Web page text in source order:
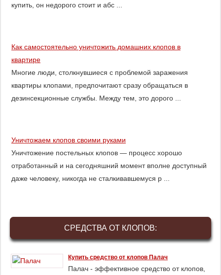
купить, он недорого стоит и абс ...
Как самостоятельно уничтожить домашних клопов в
квартире
Многие люди, столкнувшиеся с проблемой заражения
квартиры клопами, предпочитают сразу обращаться в
дезинсекционные службы. Между тем, это дорого ...
Уничтожаем клопов своими руками
Уничтожение постельных клопов — процесс хорошо
отработанный и на сегодняшний момент вполне доступный
даже человеку, никогда не сталкивавшемуся р ...
СРЕДСТВА ОТ КЛОПОВ:
Купить средство от клопов Палач
Палач - эффективное средство от клопов,